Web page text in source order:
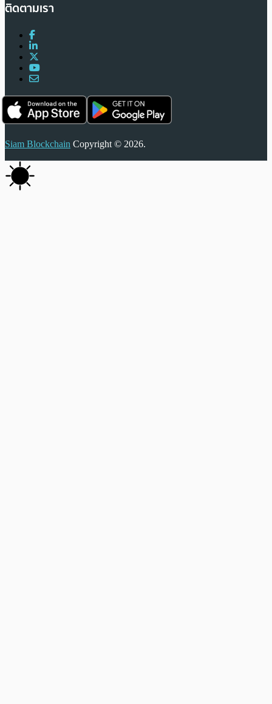
ติดตามเรา
Siam Blockchain Copyright © 2026.